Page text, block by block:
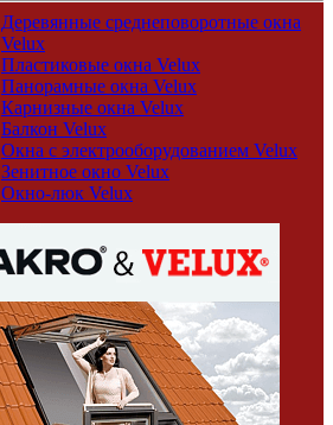
Деревянные среднеповоротные окна
Velux
Пластиковые окна Velux
Панорамные окна Velux
Карнизные окна Velux
Балкон Velux
Окна с электрооборудованием Velux
Зенитное окно Velux
Окно-люк Velux